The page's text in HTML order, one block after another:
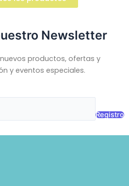
Newsletter
productos, ofertas y
y eventos especiales.
Registro